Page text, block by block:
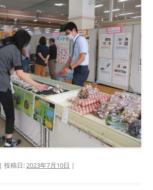
| 投稿日:2023年7月10日 |